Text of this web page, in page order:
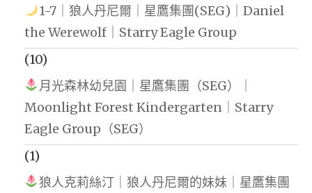
1-7｜狼人丹尼爾｜星鷹集團(SEG)｜Daniel
the Werewolf｜Starry Eagle Group
(10)
月光森林幼兒園｜星鷹集團（SEG）｜
Moonlight Forest Kindergarten｜Starry
Eagle Group（SEG）
(1)
狼人克莉絲汀｜狼人丹尼爾的妹妹｜星鷹集團